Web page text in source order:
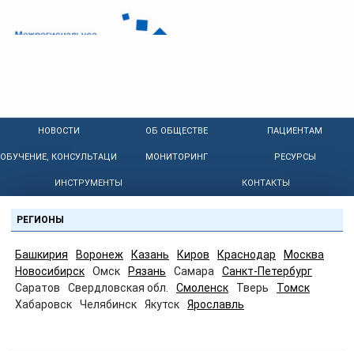
НОВОСТИ ОБ ОБЩЕСТВЕ ПАЦИЕНТАМ
ОБУЧЕНИЕ, КОНСУЛЬТАЦИИ МОНИТОРИНГ РЕСУРСЫ
ИНСТРУМЕНТЫ КОНТАКТЫ
РЕГИОНЫ
Башкирия Воронеж Казань Киров Краснодар
Москва
Новосибирск
Омск Рязань Самара
Санкт-Петербург
Саратов
Свердловская обл. Смоленск Тверь
Томск
Хабаровск
Челябинск Якутск Ярославль